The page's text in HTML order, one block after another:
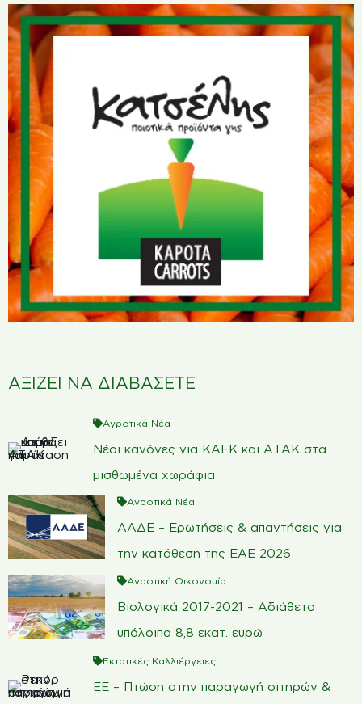
ΑΞΙΖΕΙ ΝΑ ΔΙΑΒΑΣΕΤΕ
Αγροτικά Νέα
Νέοι κανόνες για ΚΑΕΚ και ΑΤΑΚ στα
μισθωμένα χωράφια
Αγροτικά Νέα
ΑΑΔΕ – Ερωτήσεις & απαντήσεις για
την κατάθεση της ΕΑΕ 2026
Αγροτική Οικονομία
Βιολογικά 2017-2021 – Αδιάθετο
υπόλοιπο 8,8 εκατ. ευρώ
Εκτατικές Καλλιέργειες
ΕΕ – Πτώση στην παραγωγή σιτηρών &